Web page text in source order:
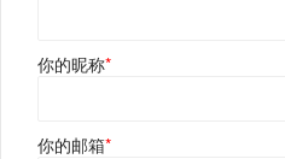
你的昵称*
你的邮箱*